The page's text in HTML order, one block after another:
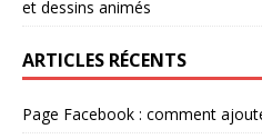
et dessins animés
ARTICLES RÉCENTS
Page Facebook : comment